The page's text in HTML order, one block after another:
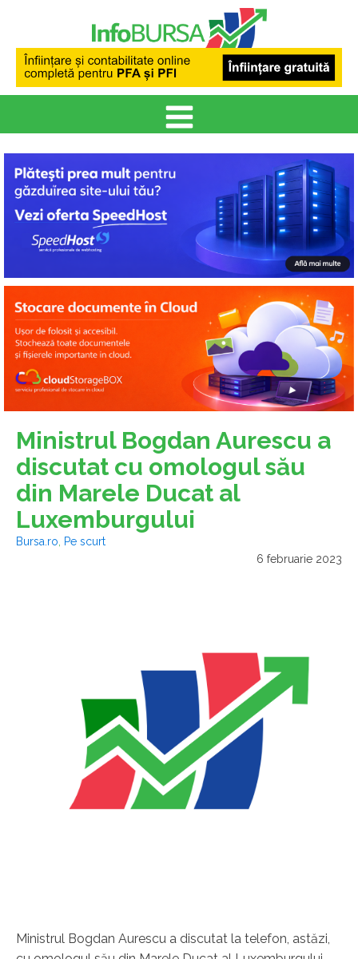
Ministrul Bogdan Aurescu a
discutat cu omologul său
din Marele Ducat al
Luxemburgului
Bursa.ro
Pe scurt
6 februarie 2023
Ministrul Bogdan Aurescu a discutat la telefon, astăzi,